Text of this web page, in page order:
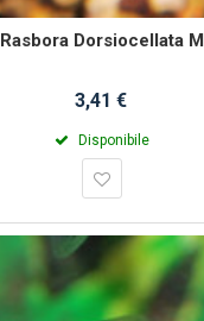
Rasbora Dorsiocellata M
3,41 €
Disponibile